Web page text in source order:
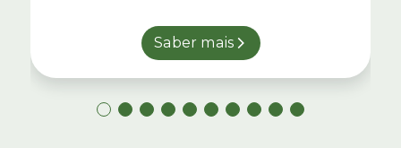
Saber mais